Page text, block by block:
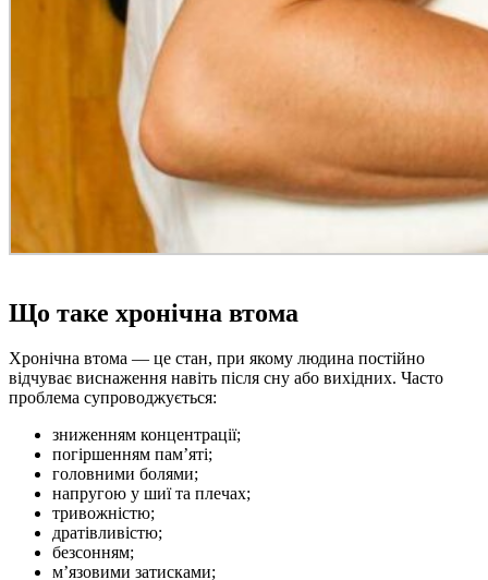
Що таке хронічна втома
Хронічна втома — це стан, при якому людина постійно
відчуває виснаження навіть після сну або вихідних. Часто
проблема супроводжується:
зниженням концентрації;
погіршенням пам’яті;
головними болями;
напругою у шиї та плечах;
тривожністю;
дратівливістю;
безсонням;
м’язовими затисками;